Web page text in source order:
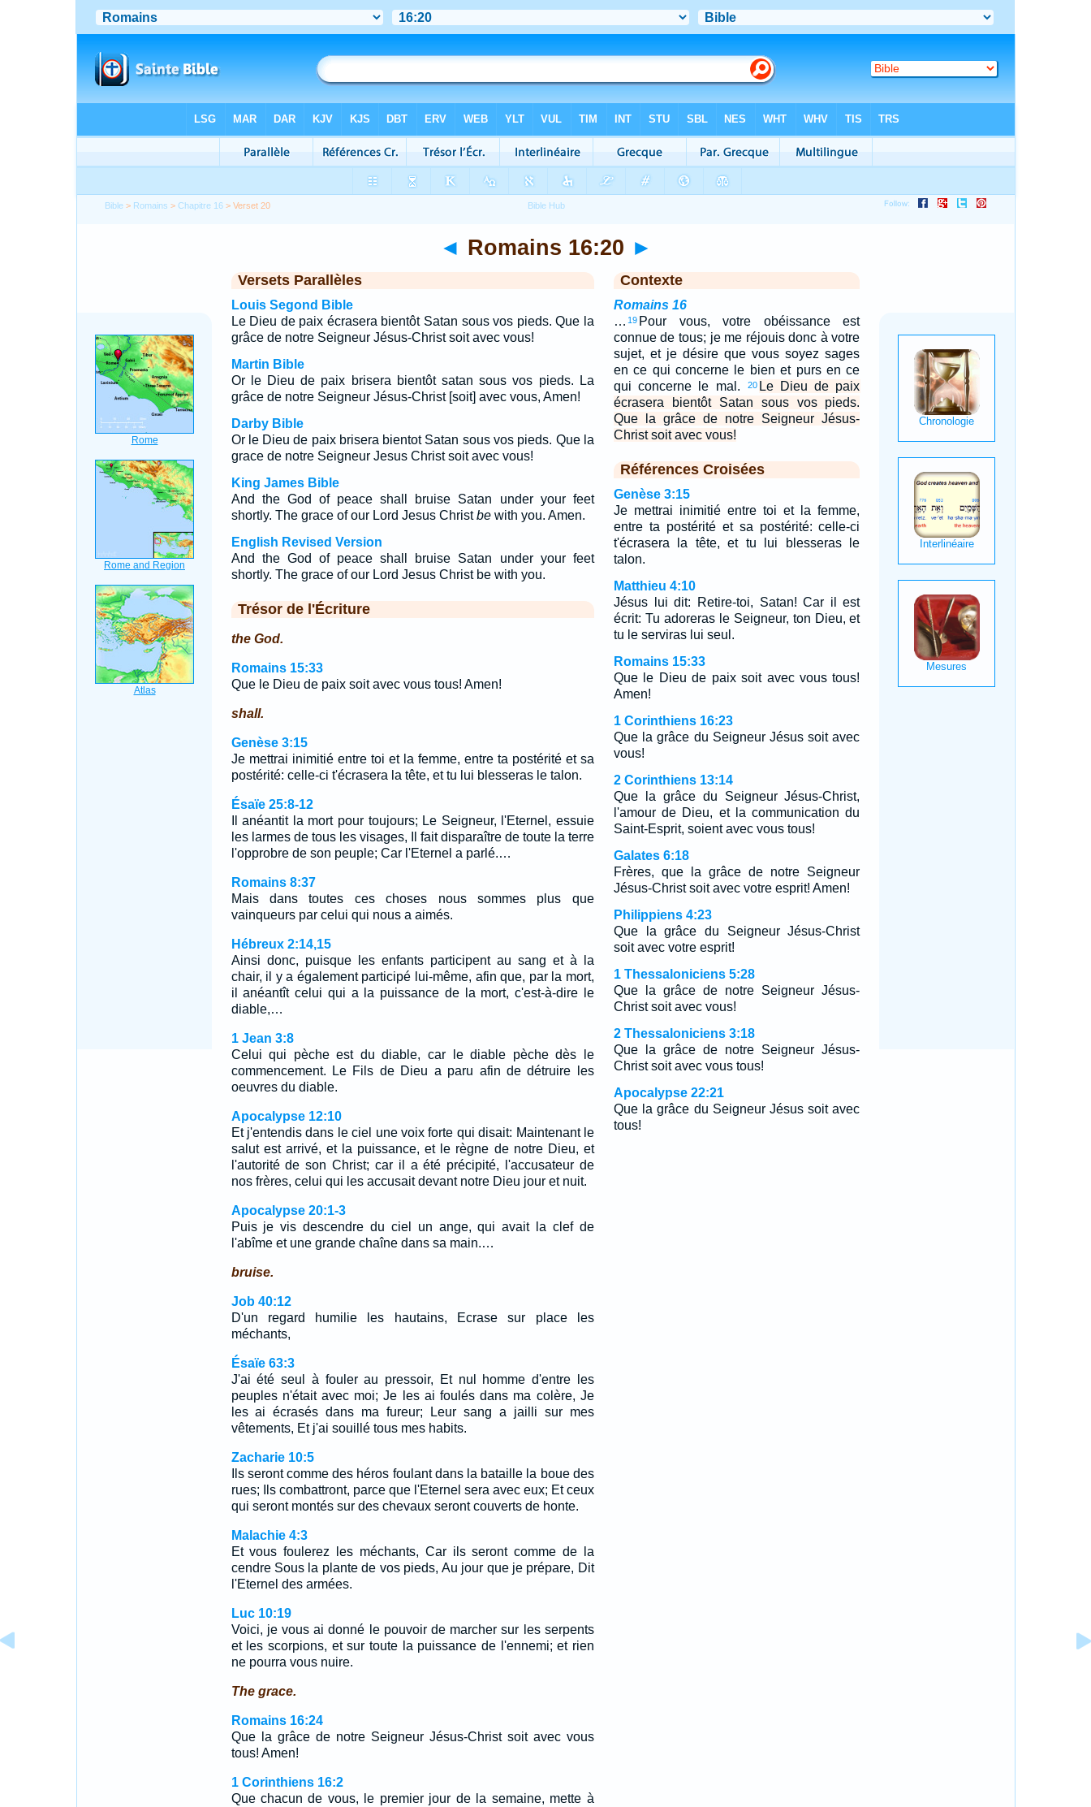
Bible > Romains >Chapitre 16 > Verset 20
◄ Romains 16:20 ►
Versets Parallèles
Louis Segond Bible
Le Dieu de paix écrasera bientôt Satan sous vos pieds. Que la
grâce de notre Seigneur Jésus-Christ soit avec vous!
Martin Bible
Or le Dieu de paix brisera bientôt satan sous vos pieds. La
grâce de notre Seigneur Jésus-Christ [soit] avec vous, Amen!
Darby Bible
Or le Dieu de paix brisera bientot Satan sous vos pieds. Que la
grace de notre Seigneur Jesus Christ soit avec vous!
King James Bible
And the God of peace shall bruise Satan under your feet
shortly. The grace of our Lord Jesus Christbewith you. Amen.
English Revised Version
And the God of peace shall bruise Satan under your feet
shortly. The grace of our Lord Jesus Christ be with you.
Trésor de l'Écriture
the God.
Romains 15:33
Que le Dieu de paix soit avec vous tous! Amen!
shall.
Genèse 3:15
Je mettrai inimitié entre toi et la femme, entre ta postérité et sa
postérité: celle-ci t'écrasera la tête, et tu lui blesseras le talon.
Ésaïe 25:8-12
Il anéantit la mort pour toujours; Le Seigneur, l'Eternel, essuie
les larmes de tous les visages, Il fait disparaître de toute la terre
l'opprobre de son peuple; Car l'Eternel a parlé.…
Romains 8:37
Mais dans toutes ces choses nous sommes plus que
vainqueurs par celui qui nous a aimés.
Hébreux 2:14,15
Ainsi donc, puisque les enfants participent au sang et à la
chair, il y a également participé lui-même, afin que, par la mort,
il anéantît celui qui a la puissance de la mort, c'est-à-dire le
diable,…
1 Jean 3:8
Celui qui pèche est du diable, car le diable pèche dès le
commencement. Le Fils de Dieu a paru afin de détruire les
oeuvres du diable.
Apocalypse 12:10
Et j'entendis dans le ciel une voix forte qui disait: Maintenant le
salut est arrivé, et la puissance, et le règne de notre Dieu, et
l'autorité de son Christ; car il a été précipité, l'accusateur de
nos frères, celui qui les accusait devant notre Dieu jour et nuit.
Apocalypse 20:1-3
Puis je vis descendre du ciel un ange, qui avait la clef de
l'abîme et une grande chaîne dans sa main.…
bruise.
Job 40:12
D'un regard humilie les hautains, Ecrase sur place les
méchants,
Ésaïe 63:3
J'ai été seul à fouler au pressoir, Et nul homme d'entre les
peuples n'était avec moi; Je les ai foulés dans ma colère, Je
les ai écrasés dans ma fureur; Leur sang a jailli sur mes
vêtements, Et j'ai souillé tous mes habits.
Zacharie 10:5
Ils seront comme des héros foulant dans la bataille la boue des
rues; Ils combattront, parce que l'Eternel sera avec eux; Et ceux
qui seront montés sur des chevaux seront couverts de honte.
Malachie 4:3
Et vous foulerez les méchants, Car ils seront comme de la
cendre Sous la plante de vos pieds, Au jour que je prépare, Dit
l'Eternel des armées.
Luc 10:19
Voici, je vous ai donné le pouvoir de marcher sur les serpents
et les scorpions, et sur toute la puissance de l'ennemi; et rien
ne pourra vous nuire.
The grace.
Romains 16:24
Que la grâce de notre Seigneur Jésus-Christ soit avec vous
tous! Amen!
1 Corinthiens 16:2
Que chacun de vous, le premier jour de la semaine, mette à
Contexte
Romains 16
… 19 Pour vous, votre obéissance est
connue de tous; je me réjouis donc à votre
sujet, et je désire que vous soyez sages
en ce qui concerne le bien et purs en ce
qui concerne le mal.
20 Le Dieu de paix
écrasera bientôt Satan sous vos pieds.
Que la grâce de notre Seigneur Jésus-
Christ soit avec vous!
Références Croisées
Genèse 3:15
Je mettrai inimitié entre toi et la femme,
entre ta postérité et sa postérité: celle-ci
t'écrasera la tête, et tu lui blesseras le
talon.
Matthieu 4:10
Jésus lui dit: Retire-toi, Satan! Car il est
écrit: Tu adoreras le Seigneur, ton Dieu, et
tu le serviras lui seul.
Romains 15:33
Que le Dieu de paix soit avec vous tous!
Amen!
1 Corinthiens 16:23
Que la grâce du Seigneur Jésus soit avec
vous!
2 Corinthiens 13:14
Que la grâce du Seigneur Jésus-Christ,
l'amour de Dieu, et la communication du
Saint-Esprit, soient avec vous tous!
Galates 6:18
Frères, que la grâce de notre Seigneur
Jésus-Christ soit avec votre esprit! Amen!
Philippiens 4:23
Que la grâce du Seigneur Jésus-Christ
soit avec votre esprit!
1 Thessaloniciens 5:28
Que la grâce de notre Seigneur Jésus-
Christ soit avec vous!
2 Thessaloniciens 3:18
Que la grâce de notre Seigneur Jésus-
Christ soit avec vous tous!
Apocalypse 22:21
Que la grâce du Seigneur Jésus soit avec
tous!